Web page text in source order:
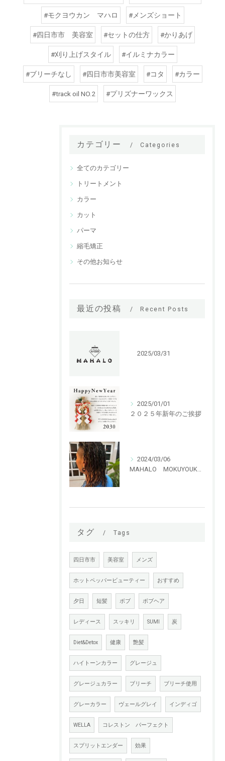
#モクヨウカン マハロ #メンズショート
#四日市市 美容室 #セットの仕方 #かりあげ
#刈り上げスタイル #イルミナカラー
#ブリーチなし #四日市市美容室 #コタ #カラー
#track oil NO.2 #プリズナーワックス
カテゴリー Categories
全てのカテゴリー
トリートメント
カラー
カット
パーマ
縮毛矯正
その他お知らせ
最近の投稿 Recent Posts
2025/03/31
2025/01/01
２０２５年新年のご挨拶
2024/03/06
MAHALO MOKUYOUKAN 特殊パーマ ハリガネパーマ！！
タグ Tags
四日市市 美容室 メンズ
ホットペッパービューティー おすすめ
夕日 短髪 ボブ ボブヘア
レディース スッキリ SUMI 炭
Diet&Detox 健康 艶髪
ハイトーンカラー グレージュ
グレージュカラー ブリーチ ブリーチ使用
グレーカラー ヴェールグレイ インディゴ
WELLA コレストン パーフェクト
スプリットエンダー 効果